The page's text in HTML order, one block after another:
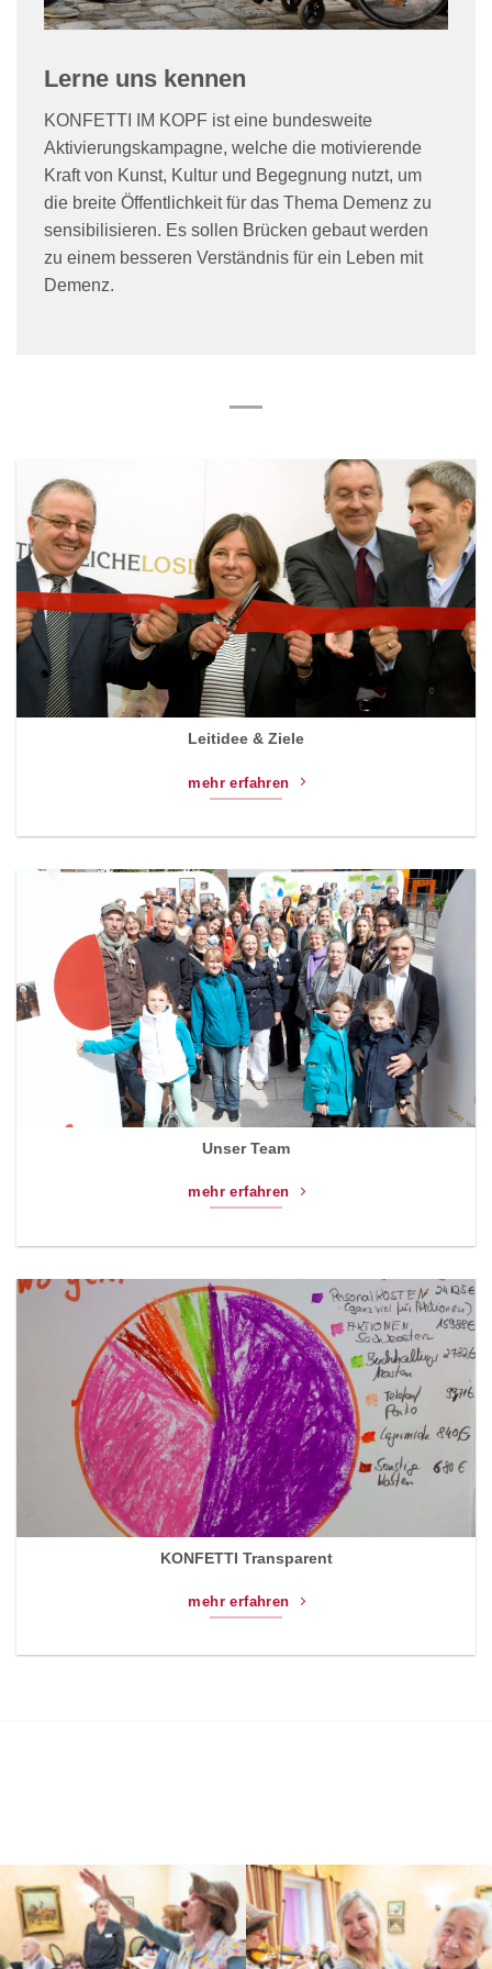
Lerne uns kennen
KONFETTI IM KOPF ist eine bundesweite
Aktivierungskampagne, welche die motivierende
Kraft von Kunst, Kultur und Begegnung nutzt, um
die breite Öffentlichkeit für das Thema Demenz zu
sensibilisieren. Es sollen Brücken gebaut werden
zu einem besseren Verständnis für ein Leben mit
Demenz.
Leitidee & Ziele
mehr erfahren
Unser Team
mehr erfahren
KONFETTI Transparent
mehr erfahren